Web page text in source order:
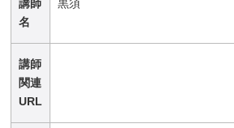
講師
名
黒須
講師
関連
URL